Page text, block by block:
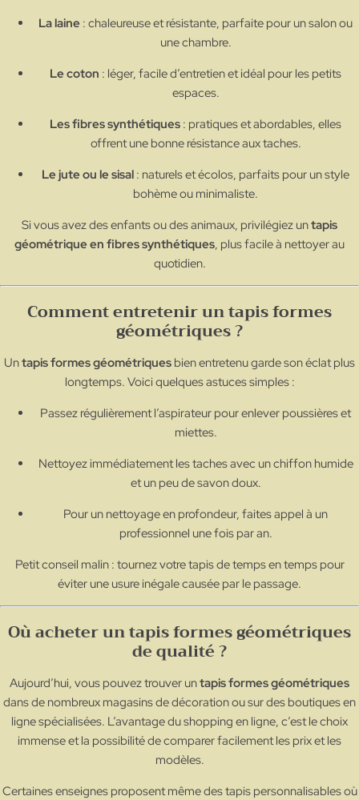
La laine : chaleureuse et résistante, parfaite pour un salon ou
une chambre.
Le coton : léger, facile d’entretien et idéal pour les petits
espaces.
Les fibres synthétiques : pratiques et abordables, elles
offrent une bonne résistance aux taches.
Le jute ou le sisal : naturels et écolos, parfaits pour un style
bohème ou minimaliste.
Si vous avez des enfants ou des animaux, privilégiez untapis
géométrique en fibres synthétiques, plus facile à nettoyer au
quotidien.
Comment entretenir un tapis formes
géométriques ?
Untapis formes géométriques bien entretenu garde son éclat plus
longtemps. Voici quelques astuces simples :
Passez régulièrement l’aspirateur pour enlever poussières et
miettes.
Nettoyez immédiatement les taches avec un chiffon humide
et un peu de savon doux.
Pour un nettoyage en profondeur, faites appel à un
professionnel une fois par an.
Petit conseil malin : tournez votre tapis de temps en temps pour
éviter une usure inégale causée par le passage.
Où acheter un tapis formes géométriques
de qualité ?
Aujourd’hui, vous pouvez trouver untapis formes géométriques
dans de nombreux magasins de décoration ou sur des boutiques en
ligne spécialisées. L’avantage du shopping en ligne, c’est le choix
immense et la possibilité de comparer facilement les prix et les
modèles.
Certaines enseignes proposent même des tapis personnalisables où